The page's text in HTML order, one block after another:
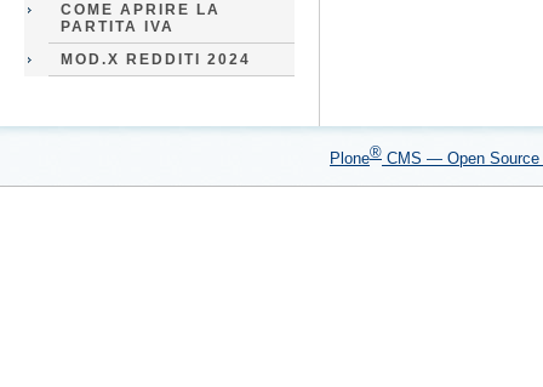
COME APRIRE LA
PARTITA IVA
MOD.X REDDITI 2024
Plone® CMS — Open Source